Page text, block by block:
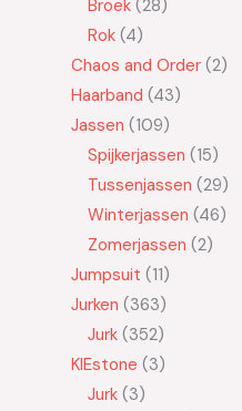
Broek 28
Rok 4
Chaos and Order 2
Haarband 43
Jassen 109
Spijkerjassen 15
Tussenjassen 29
Winterjassen 46
Zomerjassen 2
Jumpsuit 11
Jurken 363
Jurk 352
KIEstone 3
Jurk 3